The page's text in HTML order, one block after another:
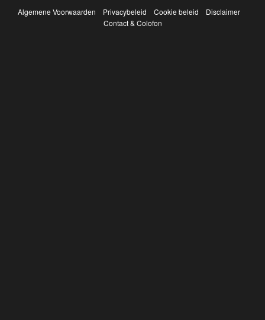
Algemene Voorwaarden Privacybeleid Cookie beleid
Disclaimer
Contact & Colofon